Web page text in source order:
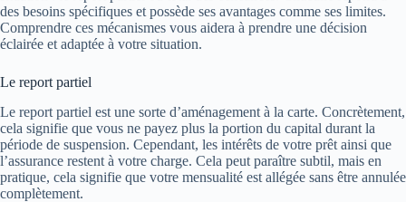
des besoins spécifiques et possède ses avantages comme ses limites.
Comprendre ces mécanismes vous aidera à prendre une décision
éclairée et adaptée à votre situation.
Le report partiel
Le report partiel est une sorte d’aménagement à la carte. Concrètement,
cela signifie que vous ne payez plus la portion du capital durant la
période de suspension. Cependant, les intérêts de votre prêt ainsi que
l’assurance restent à votre charge. Cela peut paraître subtil, mais en
pratique, cela signifie que votre mensualité est allégée sans être annulée
complètement.